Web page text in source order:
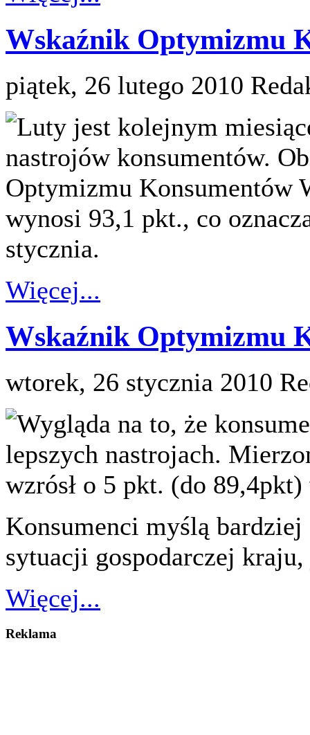
Wskaźnik Optymizmu
piątek, 26 lutego 2010
Luty jest kolejnym
nastrojów konsumentów.
Optymizmu Konsumentów
wynosi 93,1 pkt., co
stycznia.
Więcej...
Wskaźnik Optymizmu
wtorek, 26 stycznia 2010
Wygląda na to, że
lepszych nastrojach.
wzrósł o 5 pkt. (do
Konsumenci myślą
sytuacji gospodarczej
Więcej...
Reklama